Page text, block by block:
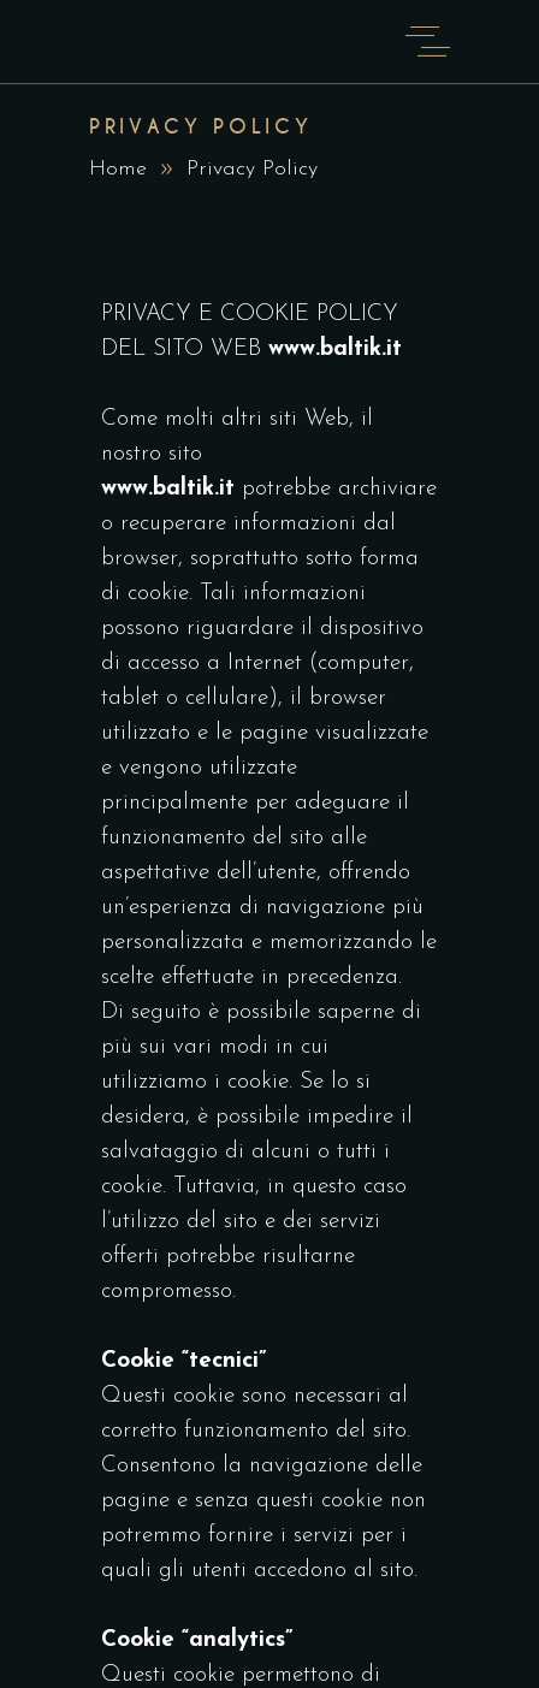
PRIVACY POLICY
Home Privacy Policy
PRIVACY E COOKIE POLICY
DEL SITO WEB www.baltik.it
Come molti altri siti Web, il
nostro sito
www.baltik.it potrebbe archiviare
o recuperare informazioni dal
browser, soprattutto sotto forma
di cookie. Tali informazioni
possono riguardare il dispositivo
di accesso a Internet (computer,
tablet o cellulare), il browser
utilizzato e le pagine visualizzate
e vengono utilizzate
principalmente per adeguare il
funzionamento del sito alle
aspettative dell’utente, offrendo
un’esperienza di navigazione più
personalizzata e memorizzando le
scelte effettuate in precedenza.
Di seguito è possibile saperne di
più sui vari modi in cui
utilizziamo i cookie. Se lo si
desidera, è possibile impedire il
salvataggio di alcuni o tutti i
cookie. Tuttavia, in questo caso
l’utilizzo del sito e dei servizi
offerti potrebbe risultarne
compromesso.
Cookie “tecnici”
Questi cookie sono necessari al
corretto funzionamento del sito.
Consentono la navigazione delle
pagine e senza questi cookie non
potremmo fornire i servizi per i
quali gli utenti accedono al sito.
Cookie “analytics”
Questi cookie permettono di